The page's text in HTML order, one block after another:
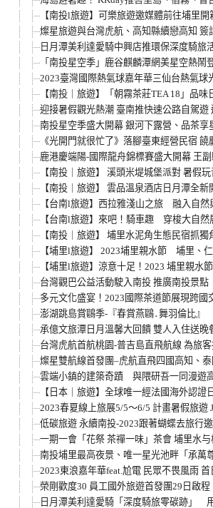
【南投l旅遊】可樂旅遊邀媒體前往埔里
燦星旅遊與台灣虎航、高知縣續戀高知 簽
日月潭美利達愛騎中興店推環保深度騎旅
「南投星空季」鹿谷麒麟潭網美星空熱鬧
2023臺灣國際熱氣球嘉年華三仙台熱氣球
【南投｜旅遊】「朝霧茶莊TEA 18」品
迎接暑假觀光熱潮 臺南推快速公路自駕遊
南投星空季盛大開幕 銀河下露營、品茶享
《光開門就很忙了》落腳臺東經營民宿
鹿港慶端陽-國際龍舟錦標賽盛大開幕 王
【南投｜旅遊】 溪頭米堤城堡派對 暑假
【南投｜旅遊】 雲品溫泉酒店日月潭全
【台南l旅遊】西拉雅淺山之旅 融入自然
【台南l旅遊】來吧！騎車趣 穿梭大自然
【南投｜旅遊】 埔里水泥角生態民宿抓
【埔里l旅遊】 2023埔里親水節 埔里、
【埔里l旅遊】涼意十足！2023 埔里親水
台灣觀巴公益活動駛入南投 推廣南投景點
多元文化盛宴！2023國際茶道節展現跨
澎湖跳島賞鷗季-『春賞燕鷗․舞羽倫比
承億文旅潭日月溫馨大回饋 雙人入住送
台灣虎航首航桃園-普吉島直飛航線 為旅
燦星雙航線首發團–虎航直飛四國高知、
雲端小鎮的建築奇蹟 與隈研吾一同漫遊
【日本｜旅遊】全球唯一經法國海外認
2023春夏線上旅展5/5～6/5 計畫暑假旅
低碳旅遊 永續南投-2023跟著蝴蝶去旅行
一期一會「花祭 茶禪一味」茶會 埔里水
南投埔里最高夜景、唯一星光池畔「承萬
2023東浪嘉年華feat.尬電 民眾不畏風雨
榮剛歡度30 員工國外旅遊首發團29日啟程
日月潭美利達愛騎「深度騎旅零碳跡」